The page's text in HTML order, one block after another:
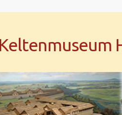
Keltenmuseum